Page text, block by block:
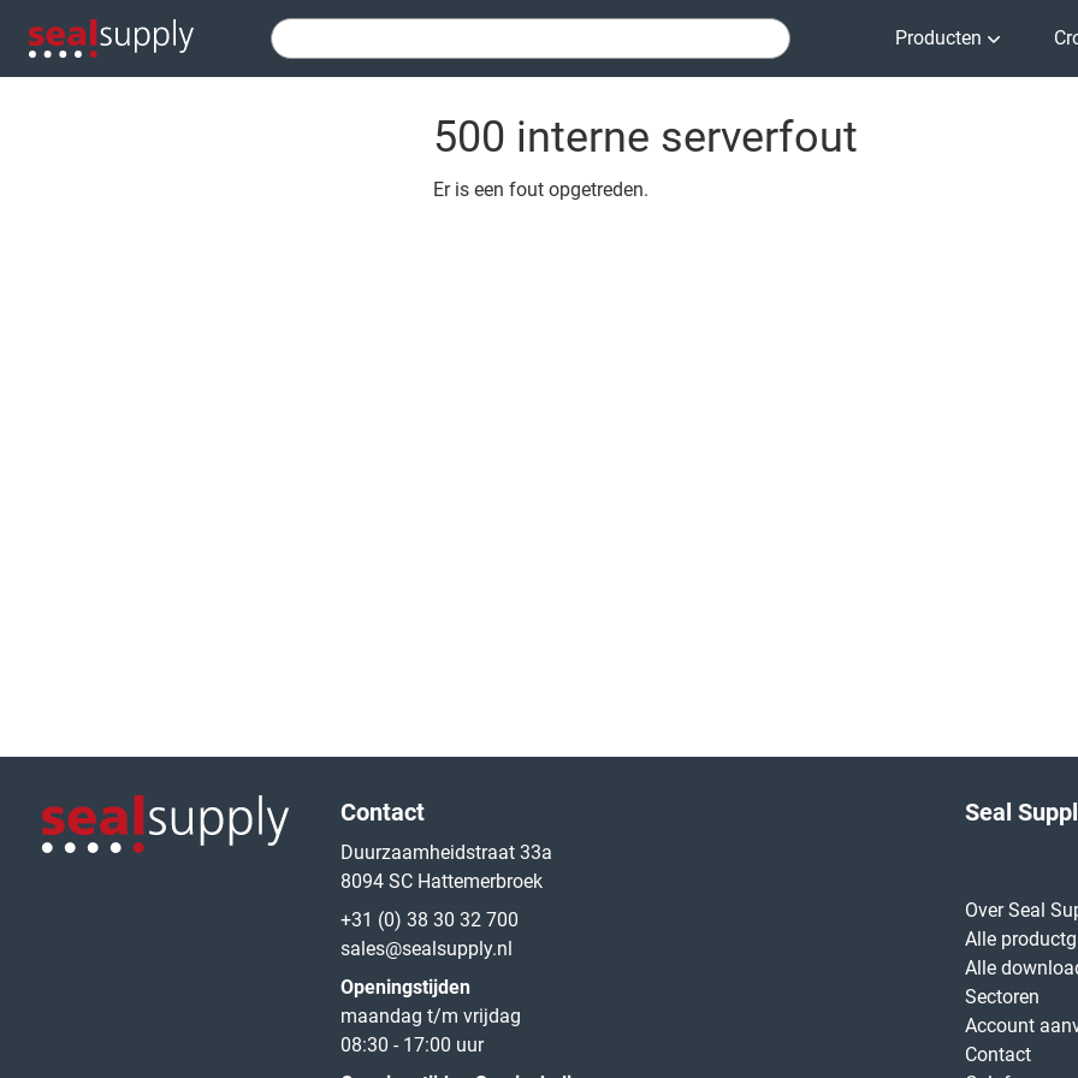
Producten
500 interne serverfout
Er is een fout opgetreden.
Contact
Duurzaamheidstraat 33a
8094 SC Hattemerbroek
+31 (0) 38 30 32 700
sales@sealsupply.nl
Openingstijden
maandag t/m vrijdag
08:30 - 17:00 uur
Seal
Over Seal
Alle
Alle
Sectoren
Account
Contact
Logo van de website